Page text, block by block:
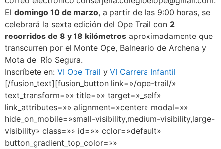
El domingo 10 de marzo, a partir de las 9:00 horas, se
celebrará la sexta edición del Ope Trail con 2
recorridos de 8 y 18 kilómetros aproximadamente que
transcurren por el Monte Ope, Balneario de Archena y
Mota del Río Segura.
Inscríbete en: VI Ope Trail y VI Carrera Infantil
[/fusion_text][fusion_button link=»/ope-trail/»
text_transform=»» title=»» target=»_self»
link_attributes=»» alignment=»center» modal=»»
hide_on_mobile=»small-visibility,medium-visibility,large-
visibility» class=»» id=»» color=»default»
button_gradient_top_color=»»